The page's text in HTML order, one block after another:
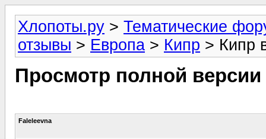
Хлопоты.ру > Тематические
отзывы > Европа > Кипр > Кипр
Просмотр полной
Faleleevna